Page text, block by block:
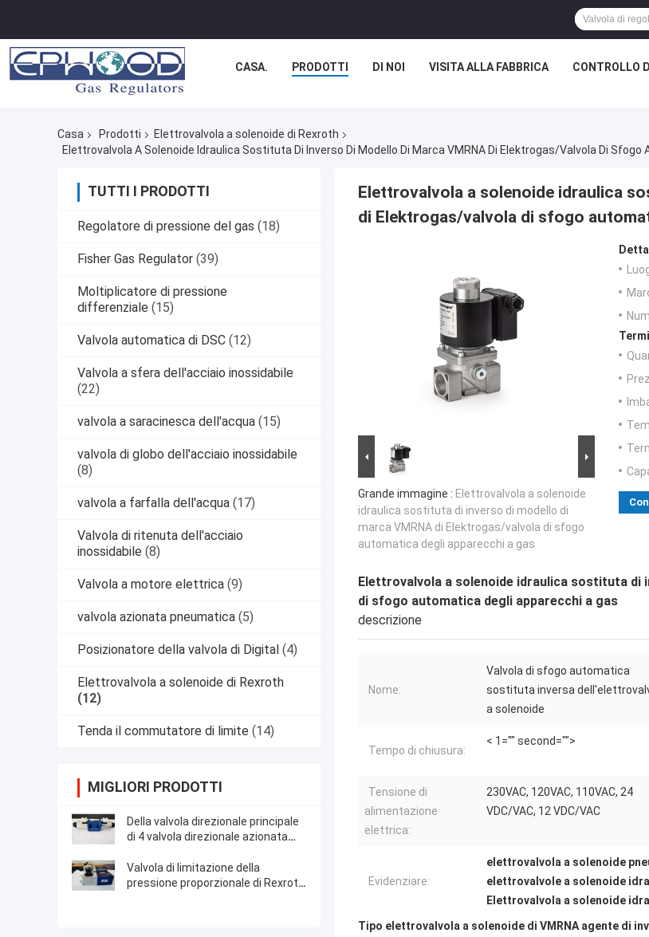
CASA. PRODOTTI DI NOI VISITA ALLA FABBRICA CONTROLLO
Casa Prodotti
Elettrovalvola a solenoide di Rexroth
Elettrovalvola A Solenoide Idraulica Sostituta Di Inverso Di Modello Di Marca VMRNA Di Elektrogas/valvola Di Sfogo
TUTTI I PRODOTTI
Regolatore di pressione del gas (18)
Fisher Gas Regulator (39)
Moltiplicatore di pressione
differenziale (15)
Valvola automatica di DSC (12)
Valvola a sfera dell'acciaio inossidabile
(22)
valvola a saracinesca dell'acqua (15)
valvola di globo dell'acciaio inossidabile
(8)
valvola a farfalla dell'acqua (17)
Valvola di ritenuta dell'acciaio
inossidabile (8)
Valvola a motore elettrica (9)
valvola azionata pneumatica (5)
Posizionatore della valvola di Digital (4)
Elettrovalvola a solenoide di Rexroth
(12)
Tenda il commutatore di limite (14)
MIGLIORI PRODOTTI
Della valvola direzionale principale
di 4 valvola direzionale azionata
con l'attuazione del solenoide
Valvola di limitazione della
pressione proporzionale di Rexroth
Elettrovalvola a solenoide idraulica
di Elektrogas/valvola di sfogo
Grande immagine : Elettrovalvola a solenoide
idraulica sostituta di inverso di modello di
marca VMRNA di Elektrogas/valvola di sfogo
automatica degli apparecchi a gas
Elettrovalvola a solenoide idraulica sostituta di
di sfogo automatica degli apparecchi a gas
descrizione
Nome:
Valvola di sfogo automatica
sostituta inversa
a solenoide
Tempo di chiusura:
< 1="" second="">
Tensione di
alimentazione
elettrica:
230VAC, 120VAC, 110VAC, 24
VDC/VAC, 12 VDC/VAC
Evidenziare:
elettrovalvola a solenoide
elettrovalvole a solenoide
Elettrovalvola a solenoide
Tipo elettrovalvola a solenoide di VMRNA agente di